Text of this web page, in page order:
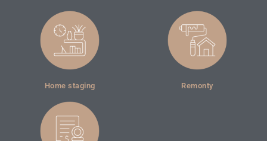
Home staging Remonty